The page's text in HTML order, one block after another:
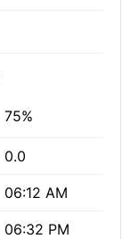
75%
0.0
06:12 AM
06:32 PM